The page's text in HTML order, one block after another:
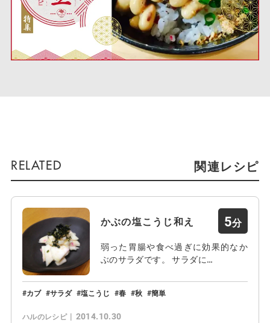
関連レシピ
かぶの塩こうじ和え 5
弱った胃腸や食べ過ぎに効果的なか
ぶのサラダです。 サラダに…
カブ サラダ 塩こうじ 春 秋 簡単
ハルのレシピ 2014.10.30